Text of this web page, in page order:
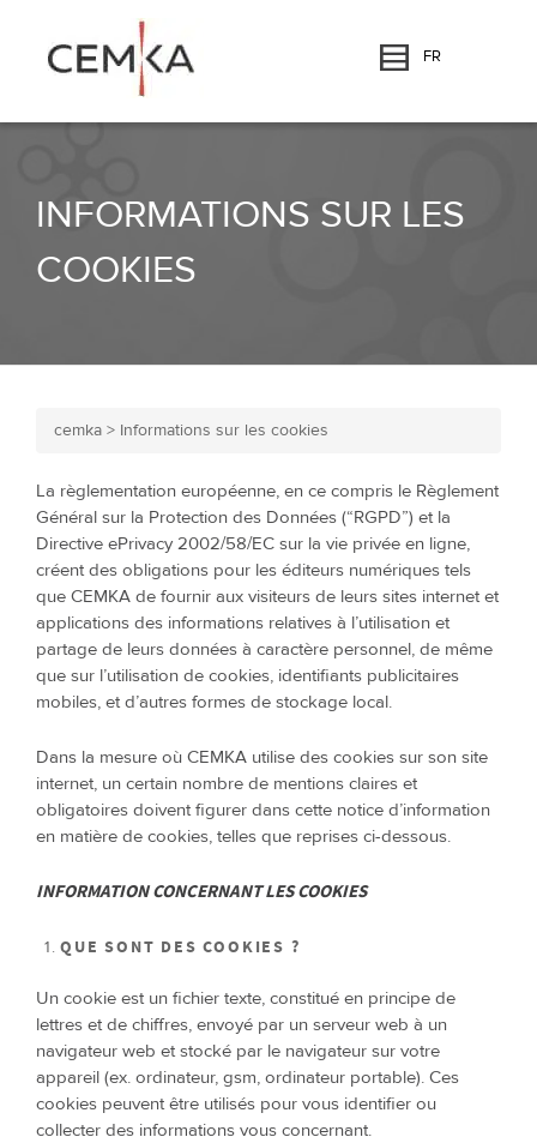
FR
INFORMATIONS SUR LES
COOKIES
cemka > Informations sur les cookies
La règlementation européenne, en ce compris le Règlement
Général sur la Protection des Données (“RGPD”) et la
Directive ePrivacy 2002/58/EC sur la vie privée en ligne,
créent des obligations pour les éditeurs numériques tels
que CEMKA de fournir aux visiteurs de leurs sites internet et
applications des informations relatives à l’utilisation et
partage de leurs données à caractère personnel, de même
que sur l’utilisation de cookies, identifiants publicitaires
mobiles, et d’autres formes de stockage local.
Dans la mesure où CEMKA utilise des cookies sur son site
internet, un certain nombre de mentions claires et
obligatoires doivent figurer dans cette notice d’information
en matière de cookies, telles que reprises ci-dessous.
INFORMATION CONCERNANT LES COOKIES
QUE SONT DES COOKIES ?
Un cookie est un fichier texte, constitué en principe de
lettres et de chiffres, envoyé par un serveur web à un
navigateur web et stocké par le navigateur sur votre
appareil (ex. ordinateur, gsm, ordinateur portable). Ces
cookies peuvent être utilisés pour vous identifier ou
collecter des informations vous concernant.